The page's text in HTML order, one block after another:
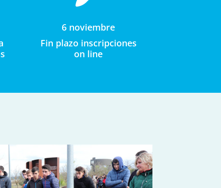
6 noviembre
Fin plazo inscripciones
on line